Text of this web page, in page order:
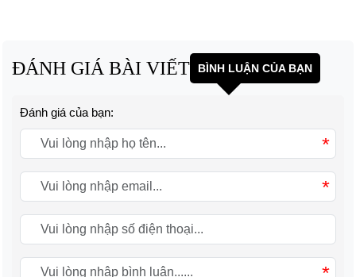
ĐÁNH GIÁ BÀI VIẾT BÌNH LUẬN CỦA BẠN
Đánh giá của bạn:
*
*